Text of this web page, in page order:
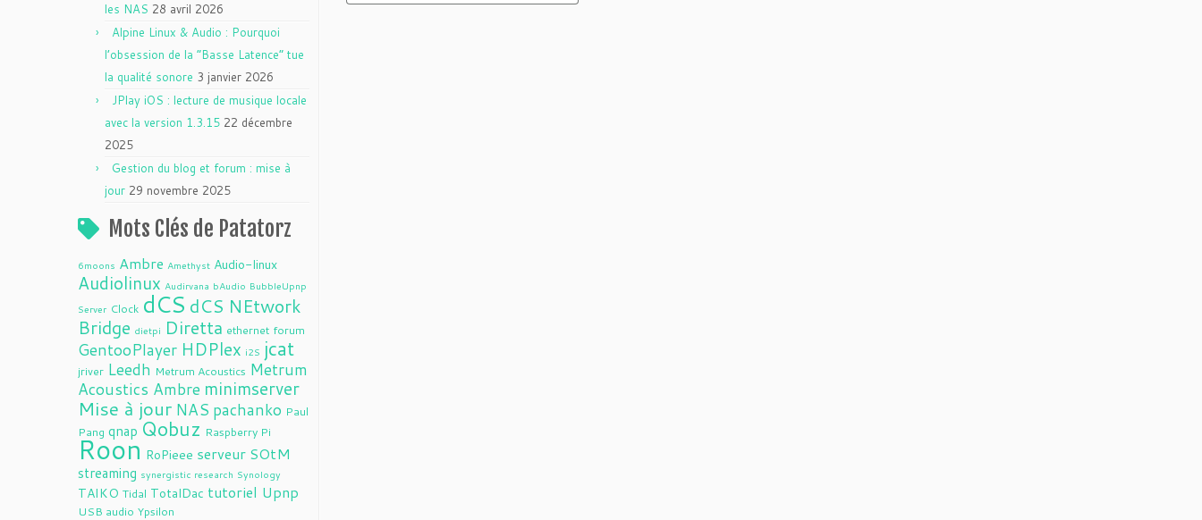
les NAS 28 avril 2026
Alpine Linux & Audio : Pourquoi
l’obsession de la “Basse Latence” tue
la qualité sonore 3 janvier 2026
JPlay iOS : lecture de musique locale
avec la version 1.3.15 22 décembre
2025
Gestion du blog et forum : mise à
jour 29 novembre 2025
Mots Clés de Patatorz
6moons Ambre Amethyst Audio-linux
Audiolinux Audirvana bAudio BubbleUpnp
Server Clock dCS dCS NEtwork
Bridge dietpi Diretta ethernet forum
GentooPlayer HDPlex i2S jcat
jriver Leedh Metrum Acoustics Metrum
Acoustics Ambre minimserver
Mise à jour NAS pachanko Paul
Pang qnap Qobuz Raspberry Pi
Roon RoPieee serveur SOtM
streaming synergistic research Synology
TAIKO Tidal TotalDac tutoriel Upnp
USB audio Ypsilon